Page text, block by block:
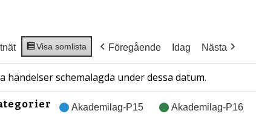
Visa somlista Föregående Idag Nästa
händelser schemalagda under dessa datum.
Akademilag-P15 Akademilag-P16